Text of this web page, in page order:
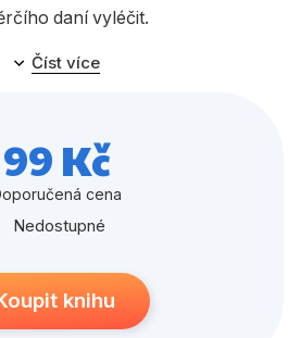
pro děti
daní vyléčit.
Číst více
99 Kč
cena
Nedostupné
knihu